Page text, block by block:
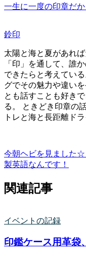
一生に一度の印章だか
鈴印
太陽と海と夏があれ
「印」を通して、誰
できたらと考えてい
グでその魅力や違い
とも話すことも好き
る。 ときどき印章の
トレと海と長距離ドラ
今朝ヘビを見ました☆
製英語なんです！
関連記事
イベントの記録
印鑑ケース用革